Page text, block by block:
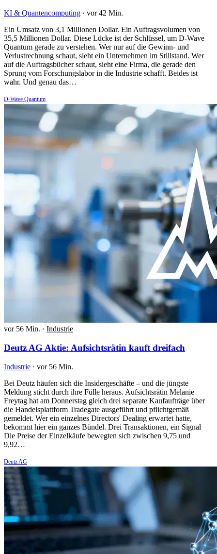
KI & Quantencomputing · vor 42 Min.
Ein Umsatz von 3,1 Millionen Dollar. Ein Auftragsvolumen von
35,5 Millionen Dollar. Diese Lücke ist der Schlüssel, um D-Wave
Quantum gerade zu verstehen. Wer nur auf die Gewinn- und
Verlustrechnung schaut, sieht ein Unternehmen im Stillstand. Wer
auf die Auftragsbücher schaut, sieht eine Firma, die gerade den
Sprung vom Forschungslabor in die Industrie schafft. Beides ist
wahr. Und genau das…
D-Wave Quantum
vor 56 Min. · Industrie
Deutz AG Aktie: Aufsichtsrätin kauft dreifach
Industrie · vor 56 Min.
Bei Deutz häufen sich die Insidergeschäfte – und die jüngste
Meldung sticht durch ihre Fülle heraus. Aufsichtsrätin Melanie
Freytag hat am Donnerstag gleich drei separate Kaufaufträge über
die Handelsplattform Tradegate ausgeführt und pflichtgemäß
gemeldet. Wer ein einzelnes Directors' Dealing erwartet hatte,
bekommt hier ein ganzes Bündel. Drei Transaktionen, ein Signal
Die Preise der Einzelkäufe bewegten sich zwischen 9,75 und
9,92…
Deutz AG